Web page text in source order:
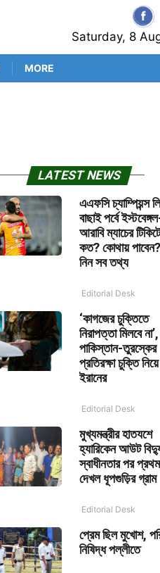
Saturday, 8
MORE
LATEST NEWS
এএফসি চ্যাম্পিয়ন্স
বাছাই পর্বে
আরাবি ম্যাচের
কত? কোথায়
নিন সব তথ্য
Editorial Desk
‘কাগজের চুক্তিতে
নিরাপত্তা মিলবে
পাকিস্তান-তুরস্কের
প্রতিরক্ষা চুক্তি
ইরানের
Editorial Desk
মুখ্যমন্ত্রীর হাতযশে
হ্যারিকেন আউট
স্বাধীনতার পর
দেখল ধূপগুড়ির গ্রাম
Editorial Desk
প্রেম ছিল মুখোশ,
নিষিদ্ধ পল্লীতে